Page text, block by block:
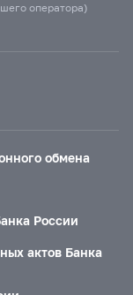
оператора)
обмена
России
актов Банка